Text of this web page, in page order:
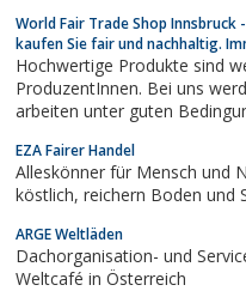
World Fair Trade Shop Innsbruck
kaufen Sie fair und nachhaltig.
Hochwertige Produkte sind wertvoll,
ProduzentInnen. Bei uns
arbeiten unter guten
EZA Fairer Handel
Alleskönner für Mensch und Natur -
köstlich, reichern Boden
ARGE Weltläden
Dachorganisation- und
Weltcafé in Österreich